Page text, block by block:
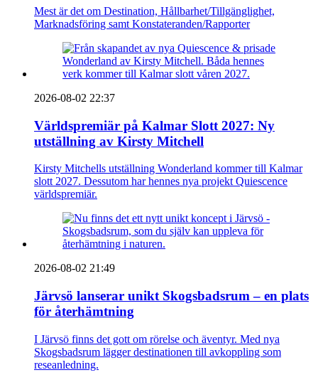
Mest är det om Destination, Hållbarhet/Tillgänglighet,
Marknadsföring samt Konstateranden/Rapporter
2026-08-02 22:37
Världspremiär på Kalmar Slott 2027: Ny
utställning av Kirsty Mitchell
Kirsty Mitchells utställning Wonderland kommer till Kalmar
slott 2027. Dessutom har hennes nya projekt Quiescence
världspremiär.
2026-08-02 21:49
Järvsö lanserar unikt Skogsbadsrum – en plats
för återhämtning
I Järvsö finns det gott om rörelse och äventyr. Med nya
Skogsbadsrum lägger destinationen till avkoppling som
reseanledning.